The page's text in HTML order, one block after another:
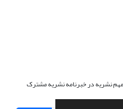
مهم نشریه در خبرنامه نشریه مشترک